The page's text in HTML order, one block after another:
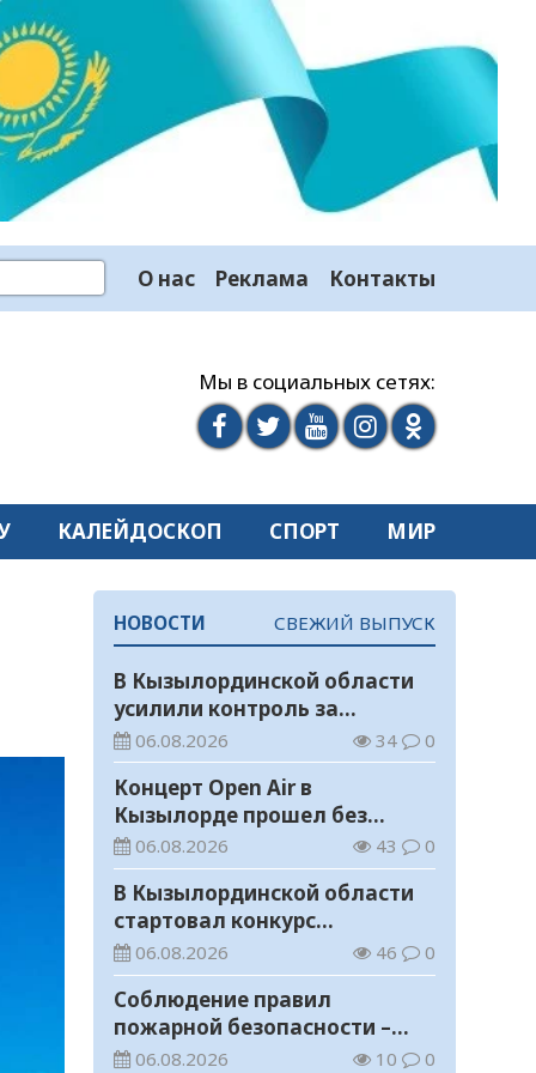
О нас Реклама Контакты
Мы в социальных сетях:
КАЛЕЙДОСКОП СПОРТ МИР
НОВОСТИ СВЕЖИЙ ВЫПУСК
В Кызылординской области
усилили контроль за
финансовой дисциплиной
06.08.2026 34 0
Концерт Open Air в
Кызылорде прошел без
нарушений общественного
порядка
06.08.2026 43 0
В Кызылординской области
стартовал конкурс
видеороликов о семейных
ценностях и Конституции
06.08.2026 46 0
Соблюдение правил
пожарной безопасности –
обязанность каждого
06.08.2026 10 0